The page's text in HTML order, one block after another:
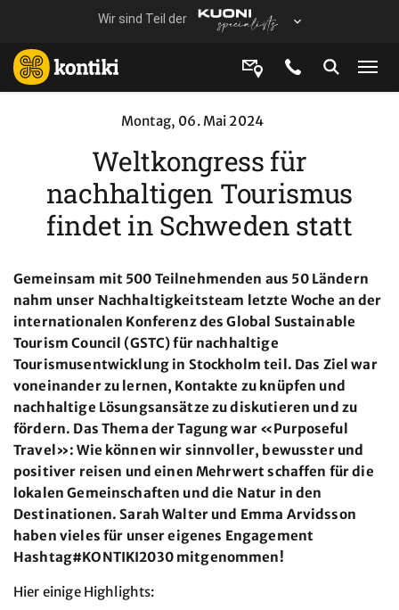
Montag, 06. Mai 2024
Weltkongress für
nachhaltigen Tourismus
findet in Schweden statt
Gemeinsam mit 500 Teilnehmenden aus 50 Ländern
nahm unser Nachhaltigkeitsteam letzte Woche an der
internationalen Konferenz des Global Sustainable
Tourism Council (GSTC) für nachhaltige
Tourismusentwicklung in Stockholm teil. Das Ziel war
voneinander zu lernen, Kontakte zu knüpfen und
nachhaltige Lösungsansätze zu diskutieren und zu
fördern. Das Thema der Tagung war «Purposeful
Travel»: Wie können wir sinnvoller, bewusster und
positiver reisen und einen Mehrwert schaffen für die
lokalen Gemeinschaften und die Natur in den
Destinationen. Sarah Walter und Emma Arvidsson
haben vieles für unser eigenes Engagement
Hashtag#KONTIKI2030 mitgenommen!
Hier einige Highlights: